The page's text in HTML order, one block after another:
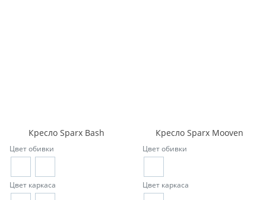
Кресло Sparx Bash
Цвет обивки
Цвет каркаса
Кресло Sparx Mooven
Цвет обивки
Цвет каркаса